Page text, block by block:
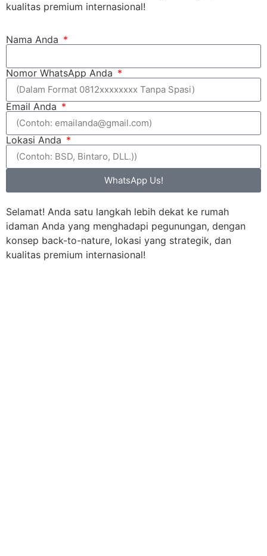
kualitas premium internasional!
Nama Anda
Nomor WhatsApp Anda
Email Anda
Lokasi Anda
WhatsApp Us!
Selamat! Anda satu langkah lebih dekat ke rumah
idaman Anda yang menghadapi pegunungan, dengan
konsep back-to-nature, lokasi yang strategik, dan
kualitas premium internasional!